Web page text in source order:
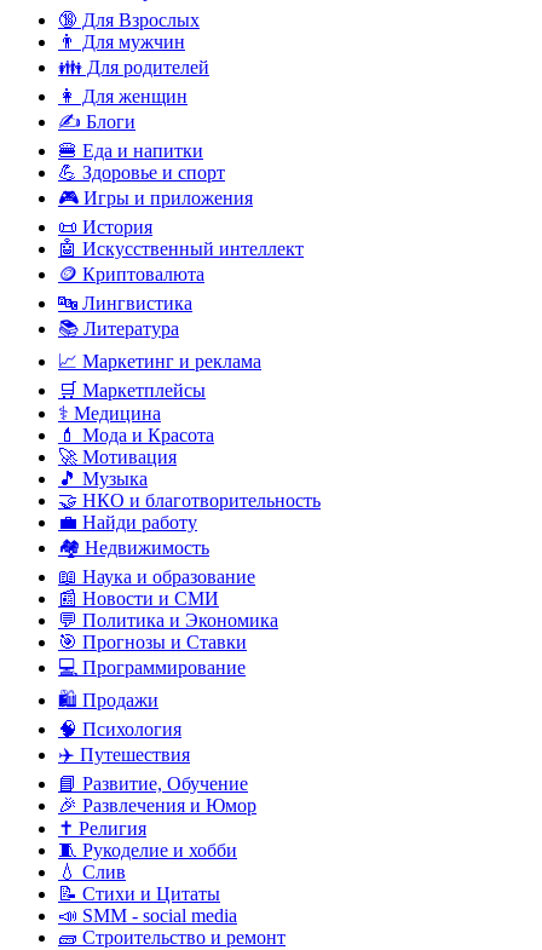
🔞 Для Взрослых
👨 Для мужчин
👪 Для родителей
👩 Для женщин
✍️ Блоги
🍔 Еда и напитки
💪 Здоровье и спорт
🎮 Игры и приложения
📜 История
🤖 Искусственный интеллект
🪙 Криптовалюта
🔤 Лингвистика
📚 Литература
📈 Маркетинг и реклама
🛒 Маркетплейсы
⚕️ Медицина
💄 Мода и Красота
🚀 Мотивация
🎵 Музыка
🤝 НКО и благотворительность
💼 Найди работу
🏘️ Недвижимость
📖 Наука и образование
📰 Новости и СМИ
💬 Политика и Экономика
🎯 Прогнозы и Ставки
💻 Программирование
🛍️ Продажи
🧠 Психология
✈️ Путешествия
📘 Развитие, Обучение
🎉 Развлечения и Юмор
✝️ Религия
🧵 Рукоделие и хобби
💧 Слив
📝 Стихи и Цитаты
📣 SMM - social media
🧱 Строительство и ремонт